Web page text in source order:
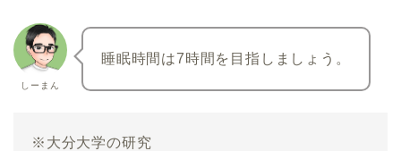
しーまん
睡眠時間は7時間を目指しましょう。
※大分大学の研究